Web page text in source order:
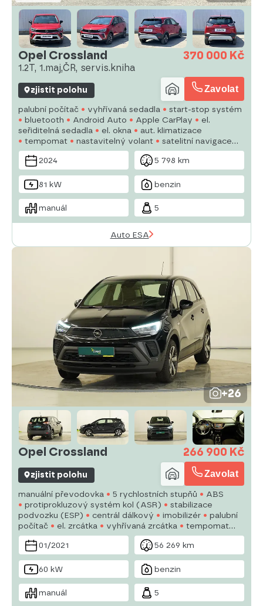
Opel Crossland
1.2T, 1.maj,ČR, servis.kniha
370 000 Kč
zjistit polohu Zavolat
palubní počítač vyhřívaná sedadla
start-stop systém
bluetooth
Android Auto Apple CarPlay
el.
seřiditelná sedadla
el. okna
aut. klimatizace
tempomat
nastavitelný volant
satelitní navigace
multifunkční volant
USB
denní svícení
2024
5 798 km
81 kW benzin
manuál 5
Auto ESA
+26
Opel Crossland 266 900 Kč
zjistit polohu Zavolat
manuální převodovka 5 rychlostních stupňů
ABS
protiprokluzový systém kol (ASR)
stabilizace
podvozku (ESP)
centrál dálkový imobilizér
palubní
počítač
el. zrcátka vyhřívaná zrcátka
tempomat
multifunkční volant
posilovač řízení
hands free
senzor stěračů
01/2021 56 269 km
60 kW benzin
manuál 5